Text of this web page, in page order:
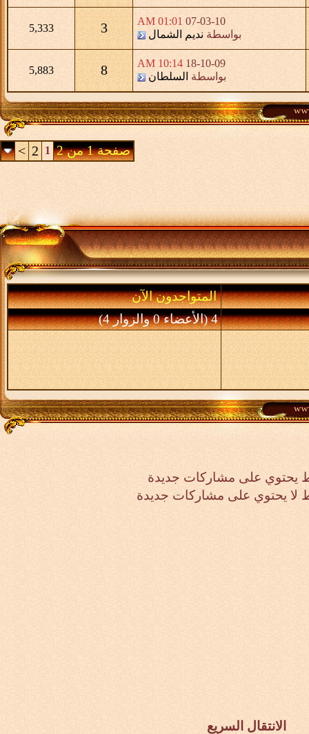
07-03-10
01:01 AM
بواسطة نديم الشمال 3
5,333
18-10-09
10:14 AM
بواسطة السلطان 8
5,883
صفحة 1 من 2 1
2
>
المتواجدون الآن
4 (الأعضاء 0 والزوار 4)
يحتوي على مشاركات جديدة
يحتوي على مشاركات جديدة
الانتقال السريع